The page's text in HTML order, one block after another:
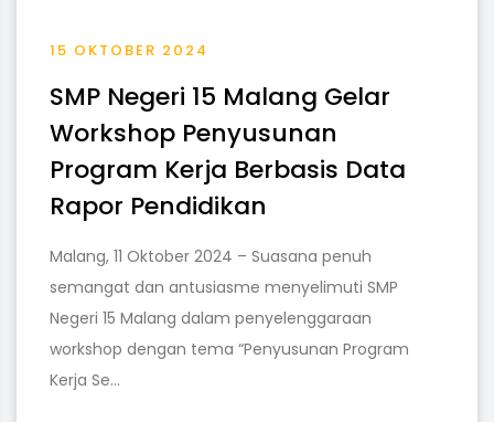
15 OKTOBER 2024
SMP Negeri 15 Malang Gelar
Workshop Penyusunan
Program Kerja Berbasis Data
Rapor Pendidikan
Malang, 11 Oktober 2024 – Suasana penuh
semangat dan antusiasme menyelimuti SMP
Negeri 15 Malang dalam penyelenggaraan
workshop dengan tema “Penyusunan Program
Kerja Se...